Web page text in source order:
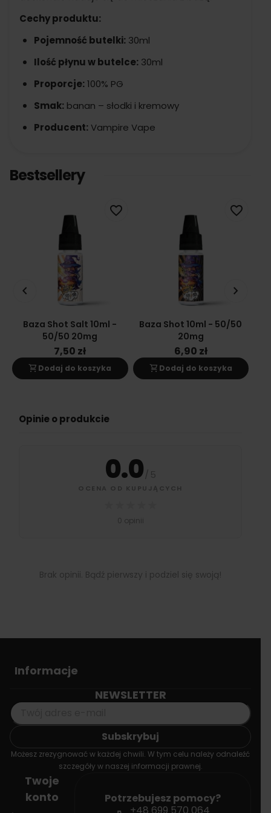
Cechy produktu:
Pojemność butelki: 30ml
Ilość płynu w butelce: 30ml
Proporcje:100% PG
Smak: banan – słodki i kremowy
Producent:Vampire Vape
Bestsellery
Baza Shot Salt 10ml -
50/50 20mg
7,50 zł
shopping_cart Dodaj do koszyka
favorite_border
Baza Shot 10ml - 50/50
20mg
6,90 zł
shopping_cart Dodaj do koszyka
favorite_border
keyboard_arrow_left keyboard_arrow_right
Opinie o produkcie
0.0/ 5
OCENA OD KUPUJĄCYCH
0 opinii
Brak opinii. Bądź pierwszy i podziel się swoją!
Informacje
NEWSLETTER
Możesz zrezygnować w każdej chwili. W tym celu należy odnaleźć
szczegóły w naszej informacji prawnej.
Twoje
konto
Potrzebujesz pomocy?